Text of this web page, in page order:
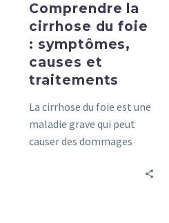
Comprendre la
cirrhose du foie
: symptômes,
causes et
traitements
La cirrhose du foie est une
maladie grave qui peut
causer des dommages
les symptômes, les causes